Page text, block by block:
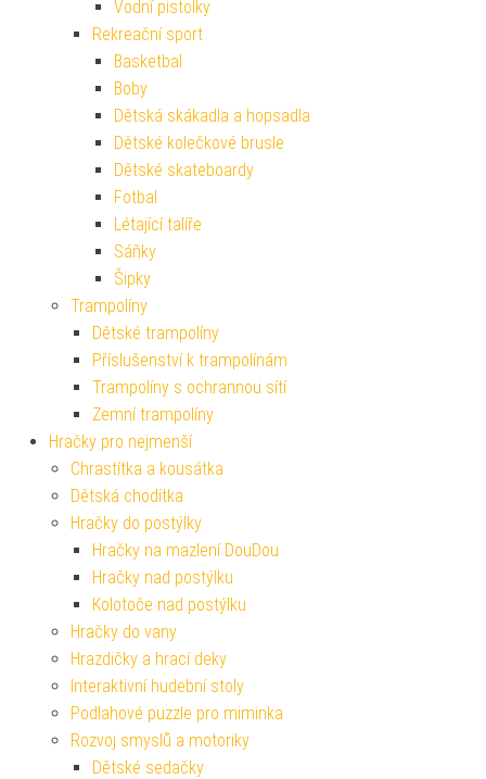
Vodní pistolky
Rekreační sport
Basketbal
Boby
Dětská skákadla a hopsadla
Dětské kolečkové brusle
Dětské skateboardy
Fotbal
Létající talíře
Sáňky
Šipky
Trampolíny
Dětské trampolíny
Příslušenství k trampolínám
Trampolíny s ochrannou sítí
Zemní trampolíny
Hračky pro nejmenší
Chrastítka a kousátka
Dětská chodítka
Hračky do postýlky
Hračky na mazlení DouDou
Hračky nad postýlku
Kolotoče nad postýlku
Hračky do vany
Hrazdičky a hrací deky
Interaktivní hudební stoly
Podlahové puzzle pro miminka
Rozvoj smyslů a motoriky
Dětské sedačky